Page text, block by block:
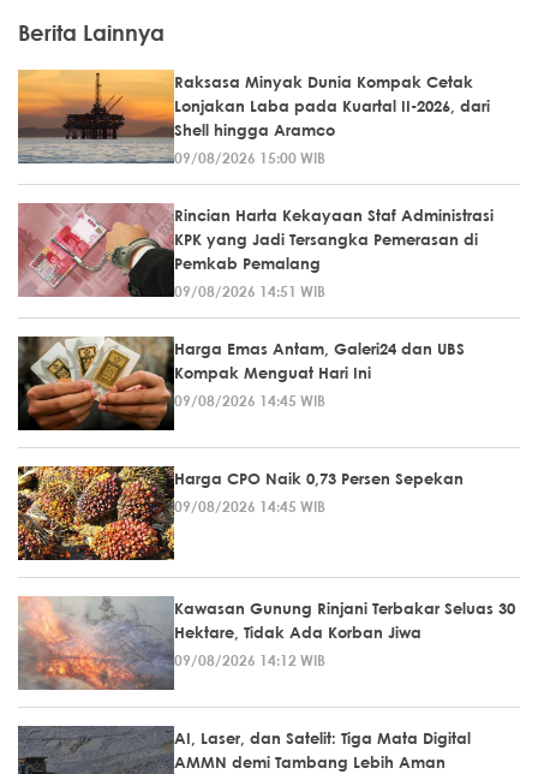
Berita Lainnya
Raksasa Minyak Dunia Kompak Cetak
Lonjakan Laba pada Kuartal II-2026, dari
Shell hingga Aramco
09/08/2026 15:00 WIB
Rincian Harta Kekayaan Staf Administrasi
KPK yang Jadi Tersangka Pemerasan di
Pemkab Pemalang
09/08/2026 14:51 WIB
Harga Emas Antam, Galeri24 dan UBS
Kompak Menguat Hari Ini
09/08/2026 14:45 WIB
Harga CPO Naik 0,73 Persen Sepekan
09/08/2026 14:45 WIB
Kawasan Gunung Rinjani Terbakar Seluas 30
Hektare, Tidak Ada Korban Jiwa
09/08/2026 14:12 WIB
AI, Laser, dan Satelit: Tiga Mata Digital
AMMN demi Tambang Lebih Aman